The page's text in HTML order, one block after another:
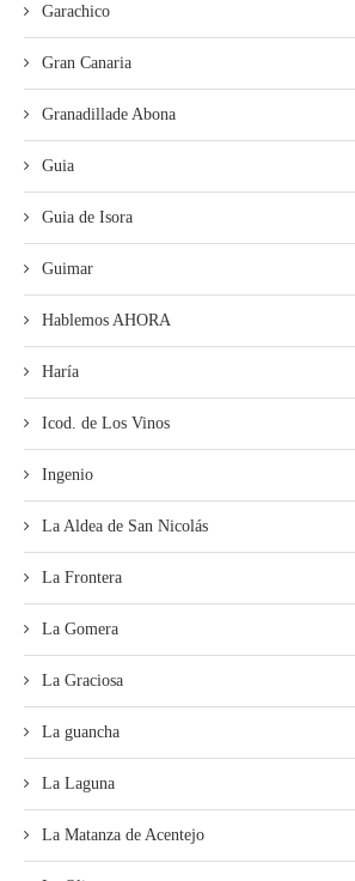
Garachico
Gran Canaria
Granadillade Abona
Guia
Guia de Isora
Guimar
Hablemos AHORA
Haría
Icod. de Los Vinos
Ingenio
La Aldea de San Nicolás
La Frontera
La Gomera
La Graciosa
La guancha
La Laguna
La Matanza de Acentejo